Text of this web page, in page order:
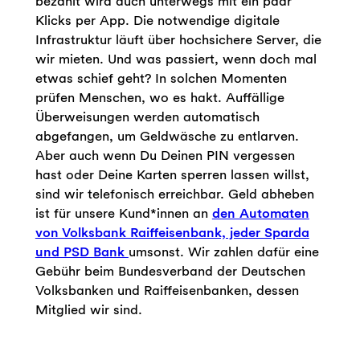
Klicks per App. Die notwendige digitale
Infrastruktur läuft über hochsichere Server, die
wir mieten. Und was passiert, wenn doch mal
etwas schief geht? In solchen Momenten
prüfen Menschen, wo es hakt. Auffällige
Überweisungen werden automatisch
abgefangen, um Geldwäsche zu entlarven.
Aber auch wenn Du Deinen PIN vergessen
hast oder Deine Karten sperren lassen willst,
sind wir telefonisch erreichbar. Geld abheben
ist für unsere Kund*innen an den Automaten
von Volksbank Raiffeisenbank, jeder Sparda
und PSD Bank umsonst. Wir zahlen dafür eine
Gebühr beim Bundesverband der Deutschen
Volksbanken und Raiffeisenbanken, dessen
Mitglied wir sind.